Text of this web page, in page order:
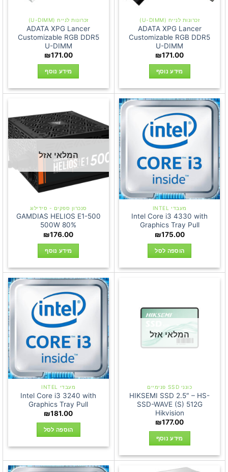
זכרונות לנייח (U-DIMM)
ADATA XPG Lancer
Customizable RGB DDR5
U-DIMM
₪171.00
מידע נוסף
זכרונות לנייח (U-DIMM)
ADATA XPG Lancer
Customizable RGB DDR5
U-DIMM
₪171.00
מידע נוסף
מעבדי INTEL
Intel Core i3 4330 with
Graphics Tray Pull
₪175.00
הוספה לסל
המלאי אזל
סנכרון ספקים - סידילוג
GAMDIAS HELIOS E1-500
500W 80%
₪176.00
מידע נוסף
המלאי אזל
כונני SSD פנימיים
HIKSEMI SSD 2.5″ – HS-
SSD-WAVE (S) 512G
Hikvision
₪177.00
מידע נוסף
מעבדי INTEL
Intel Core i3 3240 with
Graphics Tray Pull
₪181.00
הוספה לסל